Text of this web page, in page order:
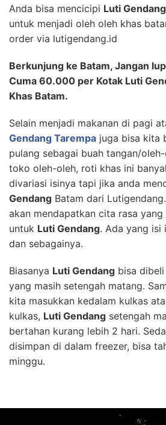
Anda bisa mencicipi Luti
untuk menjadi oleh oleh khas
order via lutigendang.id
Berkunjung ke Batam, Jangan
Cuma 60.000 per Kotak Luti
Khas Batam.
Selain menjadi makanan di pagi
Gendang Tarempa juga bisa kita
pulang sebagai buah tangan/
toko oleh-oleh, roti khas ini
divariasi isinya tapi jika anda
Gendang Batam dari
akan mendapatkan cita rasa
untuk Luti Gendang. Ada yang isi
dan sebagainya.
Biasanya Luti Gendang bisa
yang masih setengah matang.
kita masukkan kedalam kulkas
kulkas, Luti Gendang setengah
bertahan kurang lebih 2 hari.
disimpan di dalam freezer, bisa
minggu.